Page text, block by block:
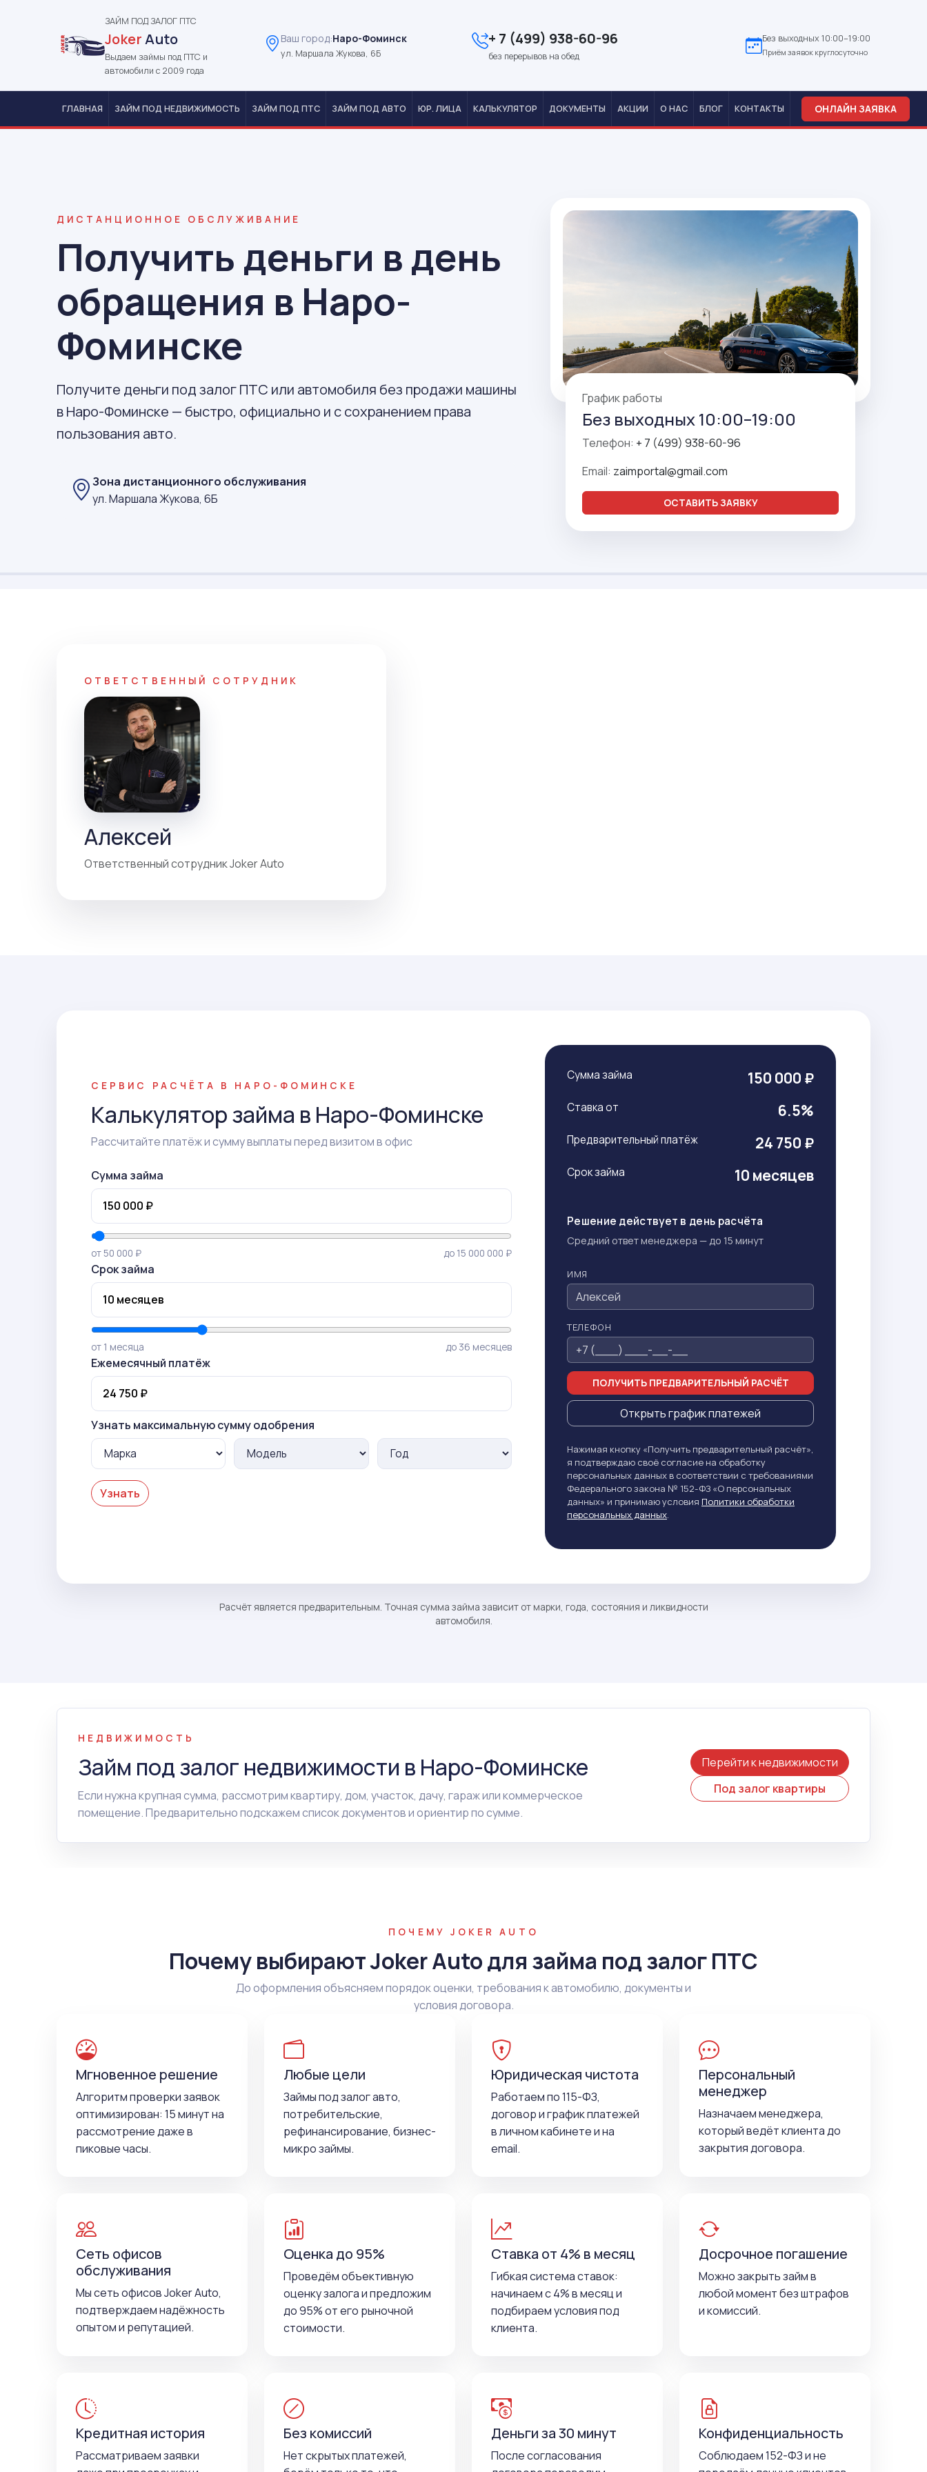
ЗАЙМ ПОД ЗАЛОГ ПТС
JokerAuto
Выдаем займы под ПТС и
автомобили с 2009 года
Ваш город:Наро-Фоминск
ул. Маршала Жукова, 6Б
+ 7 (499) 938-60-96
без перерывов на обед
Без выходных 10:00–19:00
Приём заявок круглосуточно
ГЛАВНАЯ ЗАЙМ ПОД НЕДВИЖИМОСТЬ ЗАЙМ ПОД ПТС ЗАЙМ ПОД АВТО ЮР. ЛИЦА КАЛЬКУЛЯТОР ДОКУМЕНТЫ АКЦИИ О НАС БЛОГ КОНТАКТЫ ОНЛАЙН ЗАЯВКА
ДИСТАНЦИОННОЕ ОБСЛУЖИВАНИЕ
Получить деньги в день
обращения в Наро-
Фоминске
Получите деньги под залог ПТС или автомобиля без продажи машины
в Наро-Фоминске — быстро, официально и с сохранением права
пользования авто.
Зона дистанционного обслуживания
ул. Маршала Жукова, 6Б
График работы
Без выходных 10:00–19:00
Телефон: + 7 (499) 938-60-96
Email: zaimportal@gmail.com
ОСТАВИТЬ ЗАЯВКУ
ОТВЕТСТВЕННЫЙ СОТРУДНИК
Алексей
Ответственный сотрудник Joker Auto
СЕРВИС РАСЧЁТА В НАРО-ФОМИНСКЕ
Калькулятор займа в Наро-Фоминске
Рассчитайте платёж и сумму выплаты перед визитом в офис
Сумма займа
от 50 000 ₽ до 15 000 000 ₽
Срок займа
от 1 месяца до 36 месяцев
Ежемесячный платёж
Узнать максимальную сумму одобрения
Узнать
Сумма займа 150 000 ₽
Ставка от 6.5%
Предварительный платёж 24 750 ₽
Срок займа 10 месяцев
Решение действует в день расчёта
Средний ответ менеджера — до 15 минут
ИМЯ
ТЕЛЕФОН
ПОЛУЧИТЬ ПРЕДВАРИТЕЛЬНЫЙ РАСЧЁТ
Открыть график платежей
Нажимая кнопку «Получить предварительный расчёт»,
я подтверждаю своё согласие на обработку
персональных данных в соответствии с требованиями
Федерального закона № 152-ФЗ «О персональных
данных» и принимаю условия Политики обработки
персональных данных.
Расчёт является предварительным. Точная сумма займа зависит от марки, года, состояния и ликвидности
автомобиля.
НЕДВИЖИМОСТЬ
Займ под залог недвижимости в Наро-Фоминске
Если нужна крупная сумма, рассмотрим квартиру, дом, участок, дачу, гараж или коммерческое
помещение. Предварительно подскажем список документов и ориентир по сумме.
Перейти к недвижимости
Под залог квартиры
ПОЧЕМУ JOKER AUTO
Почему выбирают Joker Auto для займа под залог ПТС
До оформления объясняем порядок оценки, требования к автомобилю, документы и
условия договора.
Мгновенное решение
Алгоритм проверки заявок
оптимизирован: 15 минут на
рассмотрение даже в
пиковые часы.
Любые цели
Займы под залог авто,
потребительские,
рефинансирование, бизнес-
микро займы.
Юридическая чистота
Работаем по 115-ФЗ,
договор и график платежей
в личном кабинете и на
email.
Персональный
менеджер
Назначаем менеджера,
который ведёт клиента до
закрытия договора.
Сеть офисов
обслуживания
Мы сеть офисов Joker Auto,
подтверждаем надёжность
опытом и репутацией.
Оценка до 95%
Проведём объективную
оценку залога и предложим
до 95% от его рыночной
стоимости.
Ставка от 4% в месяц
Гибкая система ставок:
начинаем с 4% в месяц и
подбираем условия под
клиента.
Досрочное погашение
Можно закрыть займ в
любой момент без штрафов
и комиссий.
Кредитная история
Рассматриваем заявки
Без комиссий
Нет скрытых платежей,
Деньги за 30 минут
После согласования
Конфиденциальность
Соблюдаем 152-ФЗ и не